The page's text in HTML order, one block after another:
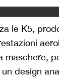
le K5,
maschere,
design